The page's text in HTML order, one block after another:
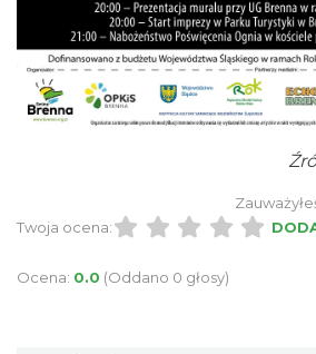
Święto Zielin - wykład i
0.56 km
Twoja ocena:
Ocena: 0.0 (Oddano 0 głosy)